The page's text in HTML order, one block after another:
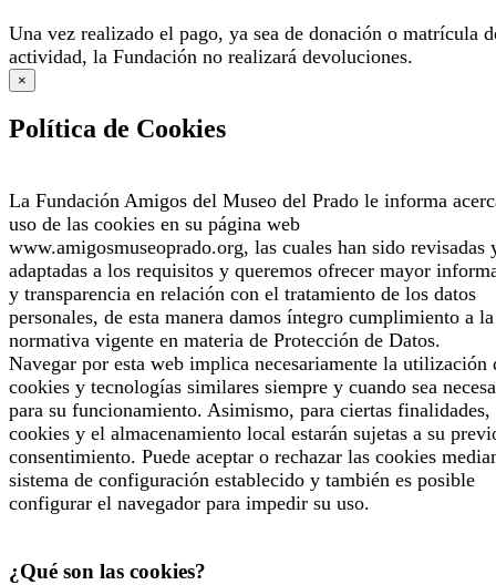
Una vez realizado el pago, ya sea de donación o matrícula
actividad, la Fundación no realizará devoluciones.
×
Política de Cookies
La Fundación Amigos del Museo del Prado le informa
uso de las cookies en su página web
www.amigosmuseoprado.org, las cuales han sido revisadas
adaptadas a los requisitos y queremos ofrecer mayor
y transparencia en relación con el tratamiento de los datos
personales, de esta manera damos íntegro cumplimiento a la
normativa vigente en materia de Protección de Datos.
Navegar por esta web implica necesariamente la utilización
cookies y tecnologías similares siempre y cuando sea
para su funcionamiento. Asimismo, para ciertas finalidades,
cookies y el almacenamiento local estarán sujetas a su
consentimiento. Puede aceptar o rechazar las cookies
sistema de configuración establecido y también es posible
configurar el navegador para impedir su uso.
¿Qué son las cookies?